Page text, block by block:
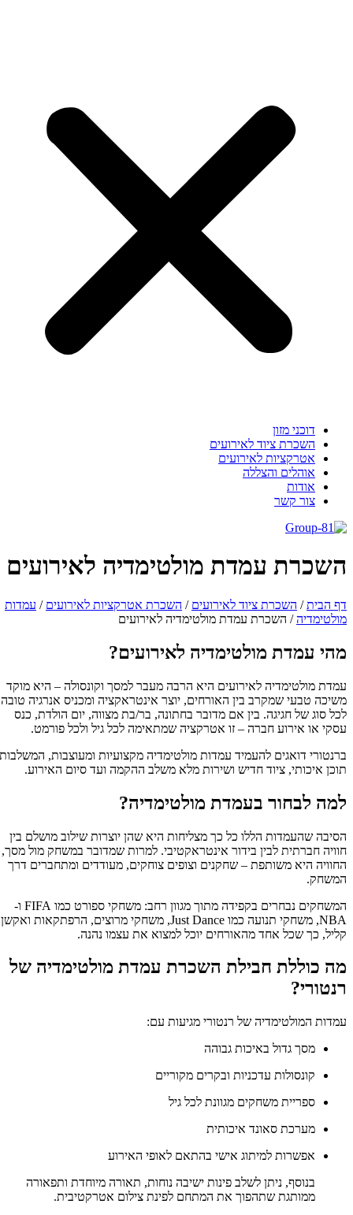
דוכני מזון
השכרת ציוד לאירועים
אטרקציות לאירועים
אוהלים והצללה
אודות
צור קשר
עמדת מולטימדיה לאירועים
הבית/השכרת ציוד לאירועים/השכרת אטרקציות לאירועים/עמדות
/השכרת עמדת מולטימדיה לאירועים
עמדת מולטימדיה לאירועים?
מולטימדיה לאירועים היא הרבה מעבר למסך וקונסולה – היא מוקד
טבעי שמקרב בין האורחים, יוצר אינטראקציה ומכניס אנרגיה טובה
סוג של חגיגה. בין אם מדובר בחתונה, בר/בת מצווה, יום הולדת, כנס
או אירוע חברה – זו אטרקציה שמתאימה לכל גיל ולכל פורמט.
דואגים להעמיד עמדות מולטימדיה מקצועיות ומעוצבות, המשלבות
איכותי, ציוד חדיש ושירות מלא משלב ההקמה ועד סיום האירוע.
לבחור בעמדת מולטימדיה?
שהעמדות הללו כל כך מצליחות היא שהן יוצרות שילוב מושלם בין
חברתית לבין בידור אינטראקטיבי. למרות שמדובר במשחק מול מסך,
היא משותפת – שחקנים וצופים צוחקים, מעודדים ומתחברים דרך
המשחקים נבחרים בקפידה מתוך מגוון רחב: משחקי ספורט כמו FIFA ו-
NBA, משחקי תנועה כמו Just Dance, משחקי מרוצים, הרפתקאות ואקשן
כך שכל אחד מהאורחים יוכל למצוא את עצמו נהנה.
כוללת חבילת השכרת עמדת מולטימדיה של
המולטימדיה של רנטורי מגיעות עם:
מסך גדול באיכות גבוהה
קונסולות עדכניות ובקרים מקוריים
ספריית משחקים מגוונת לכל גיל
מערכת סאונד איכותית
אפשרות למיתוג אישי בהתאם לאופי האירוע
בנוסף, ניתן לשלב פינות ישיבה נוחות, תאורה מיוחדת ותפאורה
ממותגת שתהפוך את המתחם לפינת צילום אטרקטיבית.